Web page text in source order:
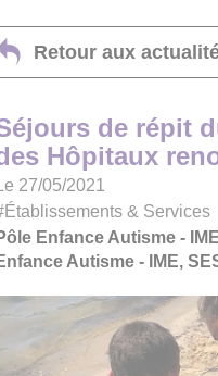
Retour aux
de répit
Hôpitaux
Le 27/05/2021
& Services
Enfance Autisme -
Autisme - IME,